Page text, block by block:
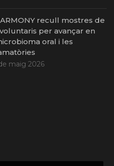
recull mostres de
per avançar en
oral i les
maig 2026